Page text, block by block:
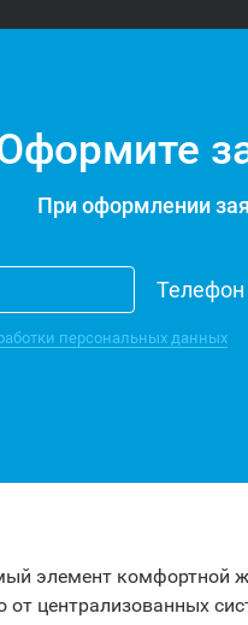
При оформлении
Телефон
персональных данных
элемент
от централизованных